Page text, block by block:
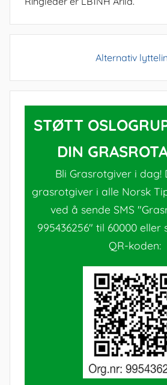
Alternativ
STØTT
DIN
Bli Grasrotgiver i dag!
grasrotgiver i alle Norsk
ved å sende SMS
995436256" til 60000 eller
QR-koden: